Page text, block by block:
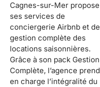
Cagnes-sur-Mer propose
ses services de
conciergerie Airbnb et de
gestion complète des
locations saisonnières.
Grâce à son pack Gestion
Complète, l’agence prend
en charge l’intégralité du
appels intempestifs et les
urgences nocturnes pour
les propriétaires. Cette
approche professionnelle
aux standards hôteliers
permet non seulement de
réduire considérablement
le stress lié à la location